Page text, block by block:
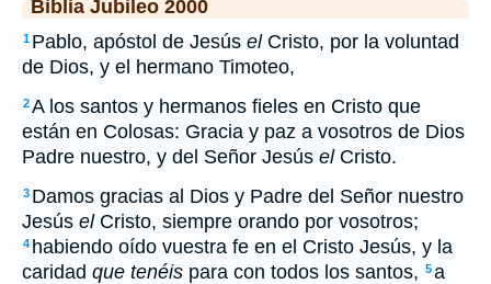
Biblia Jubileo 2000
1 Pablo, apóstol de Jesús elCristo, por la voluntad
de Dios, y el hermano Timoteo,
2A los santos y hermanos fieles en Cristo que
están en Colosas: Gracia y paz a vosotros de Dios
Padre nuestro, y del Señor Jesús elCristo.
3 Damos gracias al Dios y Padre del Señor nuestro
Jesús elCristo, siempre orando por vosotros;
4 habiendo oído vuestra fe en el Cristo Jesús, y la
caridad que tenéis para con todos los santos, 5a